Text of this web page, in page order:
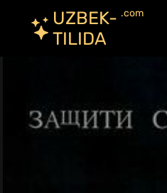
UZBEK-
TILIDA
.com